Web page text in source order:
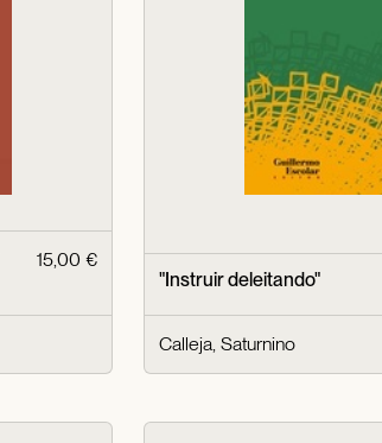
15,00 €
"Instruir deleitando"
Calleja, Saturnino